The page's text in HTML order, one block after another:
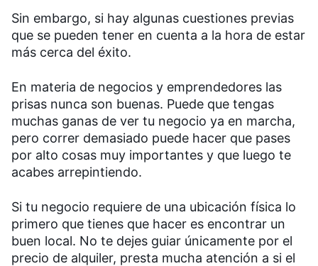
Sin embargo, si hay algunas cuestiones previas
que se pueden tener en cuenta a la hora de estar
más cerca del éxito.
En materia de negocios y emprendedores las
prisas nunca son buenas. Puede que tengas
muchas ganas de ver tu negocio ya en marcha,
pero correr demasiado puede hacer que pases
por alto cosas muy importantes y que luego te
acabes arrepintiendo.
Si tu negocio requiere de una ubicación física lo
primero que tienes que hacer es encontrar un
buen local. No te dejes guiar únicamente por el
precio de alquiler, presta mucha atención a si el